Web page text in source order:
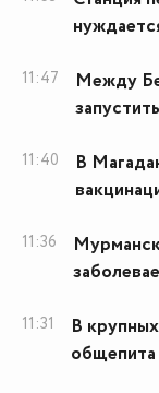
11:47
Между
11:40
В
11:36
11:31
В
общепита